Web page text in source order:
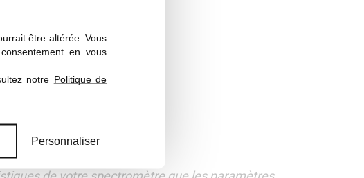
être altérée. Vous
en vous
notre Politique de
Personnaliser
d’un rapport séparé)